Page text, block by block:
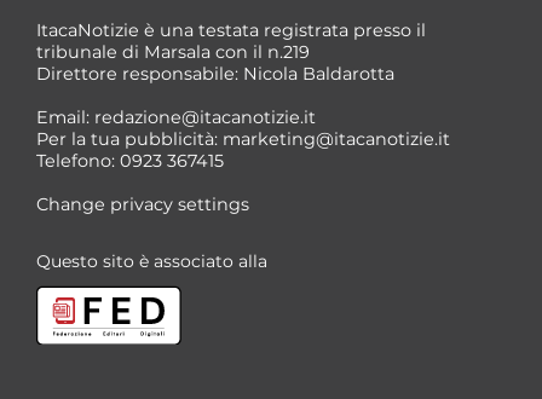
*
ItacaNotizie è una testata registrata presso il
tribunale di Marsala con il n.219
Direttore responsabile: Nicola Baldarotta
Email: redazione@itacanotizie.it
Per la tua pubblicità: marketing@itacanotizie.it
Telefono: 0923 367415
Change privacy settings
Questo sito è associato alla